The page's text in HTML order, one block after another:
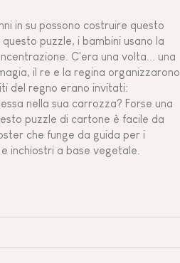
in su possono costruire questo
puzzle, i bambini usano la
C'era una volta... una
il re e la regina organizzarono
del regno erano invitati:
nella sua carrozza? Forse una
puzzle di cartone è facile da
che funge da guida per i
inchiostri a base vegetale.